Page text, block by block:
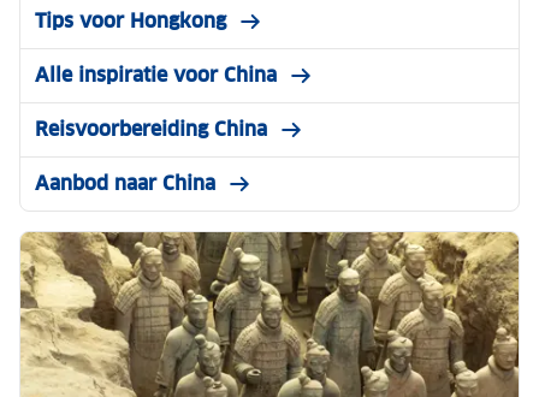
Tips voor Hongkong
Alle inspiratie voor China
Reisvoorbereiding China
Aanbod naar China